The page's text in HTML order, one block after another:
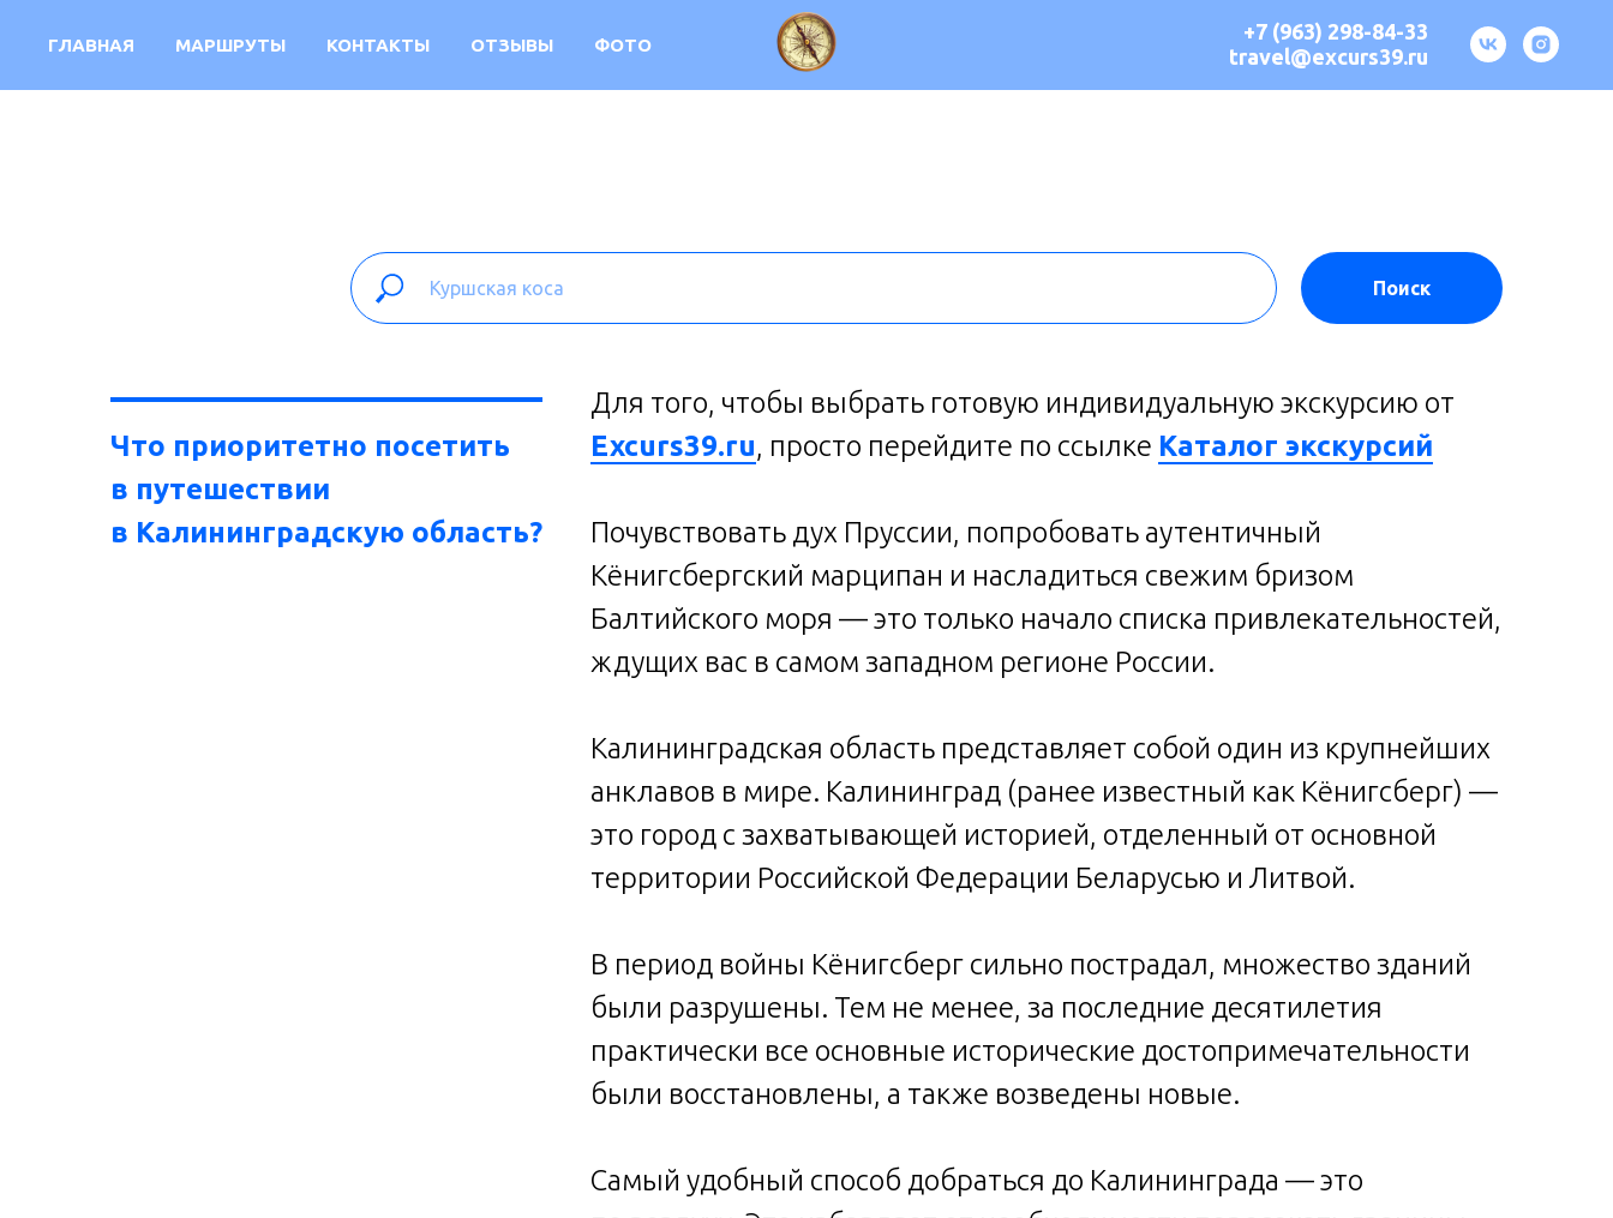
ГЛАВНАЯ МАРШРУТЫ КОНТАКТЫ ОТЗЫВЫ ФОТО
+7 (963) 298-84-33
travel@excurs39.ru
Поиск
Что приоритетно посетить
в путешествии
в Калининградскую область?
Для того, чтобы выбрать готовую индивидуальную экскурсию от
Excurs39.ru, просто перейдите по ссылке Каталог экскурсий
Почувствовать дух Пруссии, попробовать аутентичный
Кёнигсбергский марципан и насладиться свежим бризом
Балтийского моря — это только начало списка привлекательностей,
ждущих вас в самом западном регионе России.
Калининградская область представляет собой один из крупнейших
анклавов в мире. Калининград (ранее известный как Кёнигсберг) —
это город с захватывающей историей, отделенный от основной
территории Российской Федерации Беларусью и Литвой.
В период войны Кёнигсберг сильно пострадал, множество зданий
были разрушены. Тем не менее, за последние десятилетия
практически все основные исторические достопримечательности
были восстановлены, а также возведены новые.
Самый удобный способ добраться до Калининграда — это